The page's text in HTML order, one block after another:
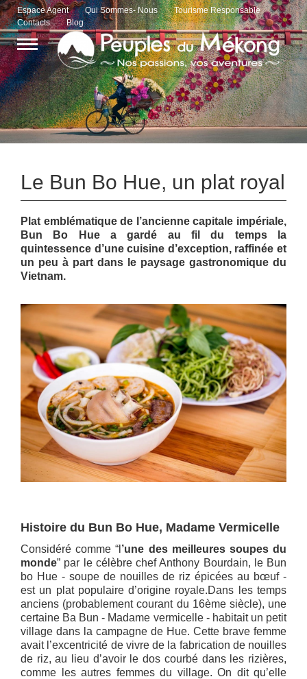
Espace Agent Qui Sommes- Nous
Tourisme Responsable
Contacts
Blog
Le Bun Bo Hue, un plat royal
Plat emblématique de l’ancienne capitale impériale,
Bun Bo Hue a gardé au fil du temps la
quintessence d’une cuisine d’exception, raffinée et
un peu à part dans le paysage gastronomique du
Vietnam.
Histoire du Bun Bo Hue, Madame Vermicelle
Considéré comme “l ’une des meilleures soupes du
monde” par le célèbre chef Anthony Bourdain, le Bun
bo Hue - soupe de nouilles de riz épicées au bœuf -
est un plat populaire d’origine royale.Dans les temps
anciens (probablement courant du 16ème siècle), une
certaine Ba Bun - Madame vermicelle - habitait un petit
village dans la campagne de Hue. Cette brave femme
avait l’excentricité de vivre de la fabrication de nouilles
de riz, au lieu d’avoir le dos courbé dans les rizières,
comme les autres femmes du village. On dit qu’elle